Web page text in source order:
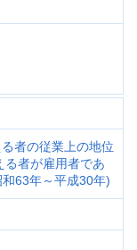
者の従業上の地位
る者が雇用者であ
63年～平成30年)